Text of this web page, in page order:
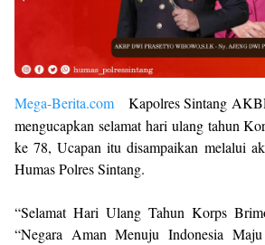
Mega-Berita.com Kapolres Sintang
mengucapkan selamat hari ulang tahun
ke 78, Ucapan itu disampaikan melalui
Humas Polres Sintang.
“Selamat Hari Ulang Tahun Korps
“Negara Aman Menuju Indonesia